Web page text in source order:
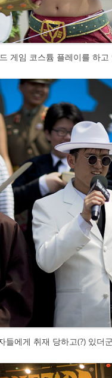
게임 코스튬 플레이를 하고
에게 취재 당하고(?) 있더